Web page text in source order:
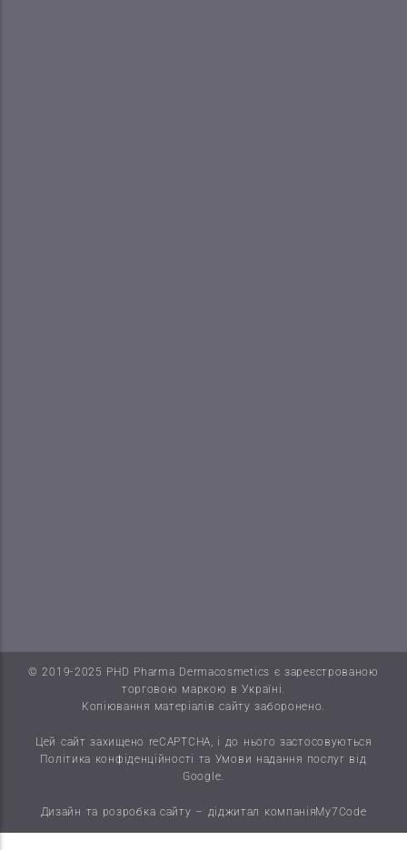
© 2019-2025 PHD Pharma Dermacosmetics є зареєстрованою
торговою маркою в Україні.
Копіювання матеріалів сайту заборонено.
Цей сайт захищено reCAPTCHA, і до нього застосовуються
Політика конфіденційності та Умови надання послуг від
Google.
Дизайн та розробка сайту – діджитал компаніяMy7Code